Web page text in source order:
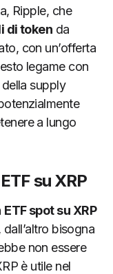
Ripple, che
di token da
con un’offerta
legame con
della supply
a lungo
su XRP
ETF spot su XRP
bisogna
non essere
è utile nel